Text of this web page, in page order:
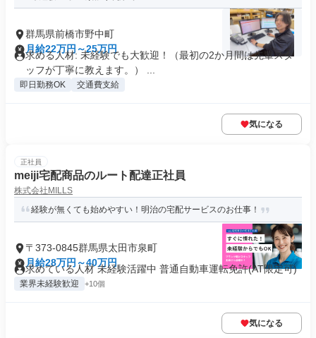
群馬県前橋市野中町
月給22万円～25万円
求める人材: 未経験でも大歓迎！（最初の2か月間は先輩スタ
ッフが丁寧に教えます。） ...
即日勤務OK 交通費支給
気になる
正社員
meiji宅配商品のルート配達正社員
株式会社MILLS
経験が無くても始めやすい！明治の宅配サービスのお仕事！
〒373-0845群馬県太田市泉町
月給28万円～40万円
求めている人材 未経験活躍中 普通自動車運転免許(AT限定可)
業界未経験歓迎 +10個
気になる